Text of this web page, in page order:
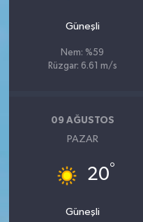
Güneşli
Nem: %59
Rüzgar: 6.61 m/s
09 AĞUSTOS
PAZAR
20°
Güneşli